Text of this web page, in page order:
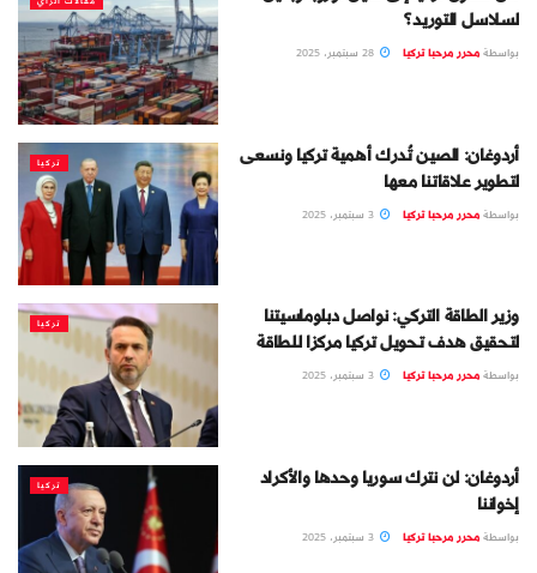
لسلاسل التوريد؟
بواسطةمحرر مرحبا تركيا
تركيا
أردوغان: الصين تُدرك أهمية تركيا ونسعى
لتطوير علاقاتنا معها
بواسطةمحرر مرحبا تركيا
تركيا
وزير الطاقة التركي: نواصل دبلوماسيتنا
لتحقيق هدف تحويل تركيا مركزا للطاقة
بواسطةمحرر مرحبا تركيا
تركيا
أردوغان: لن نترك سوريا وحدها والأكراد
إخواننا
بواسطةمحرر مرحبا تركيا